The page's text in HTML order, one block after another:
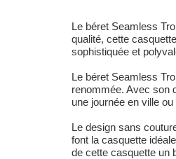
Le béret Seamless
qualité, cette
sophistiquée et
Le béret Seamless
renommée. Avec son
une journée en ville
Le design sans
font la casquette
de cette casquette un